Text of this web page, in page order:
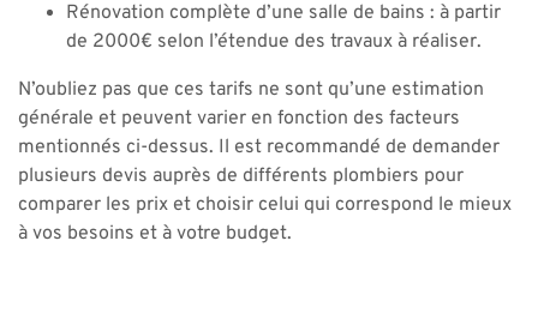
Rénovation complète d’une salle de bains : à partir
de 2000€ selon l’étendue des travaux à réaliser.
N’oubliez pas que ces tarifs ne sont qu’une estimation
générale et peuvent varier en fonction des facteurs
mentionnés ci-dessus. Il est recommandé de demander
plusieurs devis auprès de différents plombiers pour
comparer les prix et choisir celui qui correspond le mieux
à vos besoins et à votre budget.